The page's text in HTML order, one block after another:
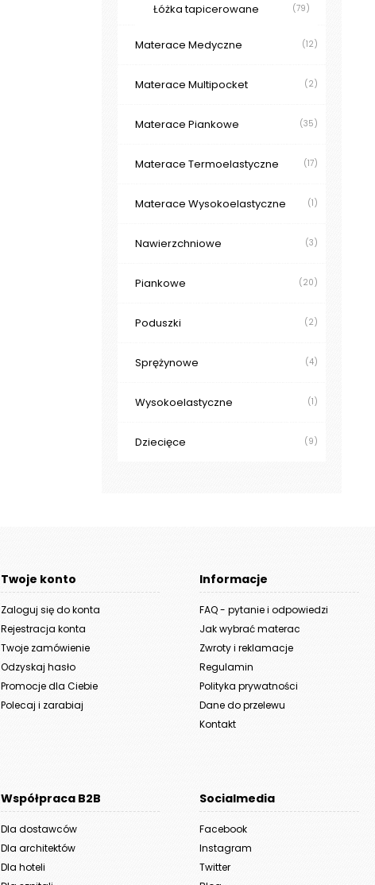
Łóżka tapicerowane (79)
Materace Medyczne (12)
Materace Multipocket (2)
Materace Piankowe (35)
Materace Termoelastyczne (17)
Materace Wysokoelastyczne (1)
Nawierzchniowe (3)
Piankowe (20)
Poduszki (2)
Sprężynowe (4)
Wysokoelastyczne (1)
Dziecięce (9)
Twoje konto
Zaloguj się do konta
Rejestracja konta
Twoje zamówienie
Odzyskaj hasło
Promocje dla Ciebie
Polecaj i zarabiaj
Informacje
FAQ - pytanie i odpowiedzi
Jak wybrać materac
Zwroty i reklamacje
Regulamin
Polityka prywatności
Dane do przelewu
Kontakt
Współpraca B2B
Dla dostawców
Dla architektów
Dla hoteli
Socialmedia
Facebook
Instagram
Twitter